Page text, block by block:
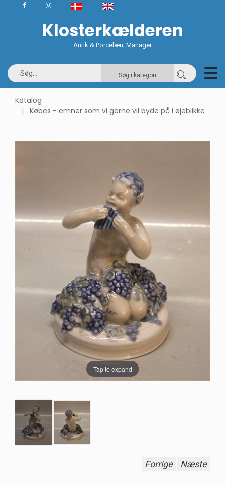
Klosterkælderen
Antik & Porcelæn, Mariager
Søg i kategori
Katalog
Købes - emner som vi gerne vil byde på i øjeblikke
Tap to expand
Forrige Næste